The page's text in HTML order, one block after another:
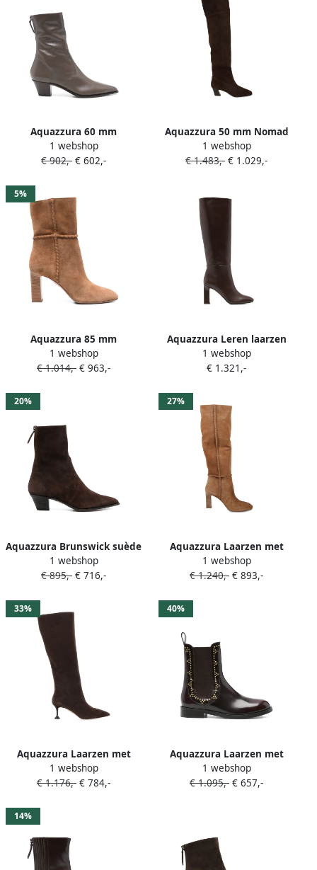
Aquazzura 60 mm
Brunswick laarzen met
puntige neus Bruin
1 webshop
€ 902,- € 602,-
Aquazzura 50 mm Nomad
laarzen met vierkante neus
Bruin
1 webshop
€ 1.483,- € 1.029,-
5%
Aquazzura 85 mm
gevlochten laarzen met hak
Bruin
1 webshop
€ 1.014,- € 963,-
Aquazzura Leren laarzen
Bruin
1 webshop
€ 1.321,-
20%
Aquazzura Brunswick suède
enkellaarzen Bruin
1 webshop
€ 895,- € 716,-
27%
Aquazzura Laarzen met
gevlochten detail Bruin
1 webshop
€ 1.240,- € 893,-
33%
Aquazzura Laarzen met
puntige neus Bruin
1 webshop
€ 1.176,- € 784,-
40%
Aquazzura Laarzen met
studs Bruin
1 webshop
€ 1.095,- € 657,-
14%